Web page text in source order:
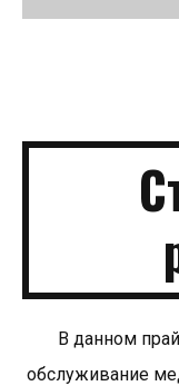
В данном
обслуживание